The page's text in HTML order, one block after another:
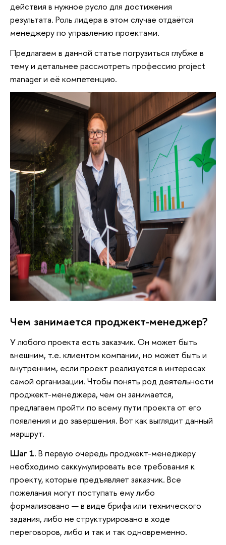
действия в нужное русло для достижения
результата. Роль лидера в этом случае отдаётся
менеджеру по управлению проектами.
Предлагаем в данной статье погрузиться глубже в
тему и детальнее рассмотреть профессию project
manager и её компетенцию.
Чем занимается проджект-менеджер?
У любого проекта есть заказчик. Он может быть
внешним, т.е. клиентом компании, но может быть и
внутренним, если проект реализуется в интересах
самой организации. Чтобы понять род деятельности
проджект-менеджера, чем он занимается,
предлагаем пройти по всему пути проекта от его
появления и до завершения. Вот как выглядит данный
маршрут.
Шаг 1. В первую очередь проджект-менеджеру
необходимо саккумулировать все требования к
проекту, которые предъявляет заказчик. Все
пожелания могут поступать ему либо
формализовано — в виде брифа или технического
задания, либо не структурировано в ходе
переговоров, либо и так и так одновременно.